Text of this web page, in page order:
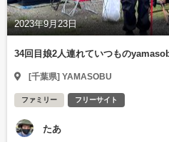
2023年9月23日
34回目娘2人連れていつもの
[千葉県] YAMASOBU
ファミリー フリーサイト
たあ